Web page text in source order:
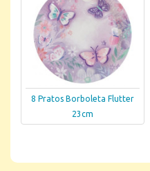
8 Pratos Borboleta Flutter
23cm